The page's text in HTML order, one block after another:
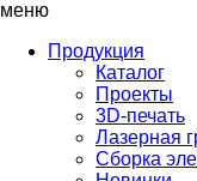
меню
Продукция
Каталог
Проекты
3D-печать
Лазерная
Сборка